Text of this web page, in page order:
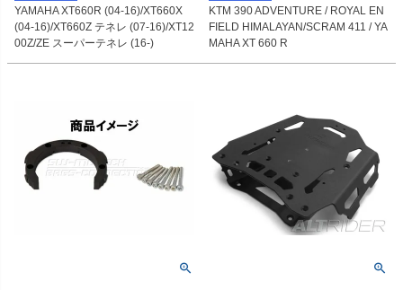
YAMAHA XT660R (04-16)/XT660X
(04-16)/XT660Z テネレ (07-16)/XT12
00Z/ZE スーパーテネレ (16-)
KTM 390 ADVENTURE / ROYAL EN
FIELD HIMALAYAN/SCRAM 411 / YA
MAHA XT 660 R